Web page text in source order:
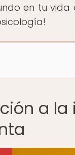
en tu vida
a la